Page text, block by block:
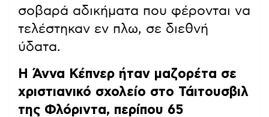
σοβαρά αδικήματα που φέρονται να
τελέστηκαν εν πλω, σε διεθνή
ύδατα.
Η Άννα Κέπνερ ήταν μαζορέτα σε
χριστιανικό σχολείο στο Τάιτουσβιλ
της Φλόριντα, περίπου 65